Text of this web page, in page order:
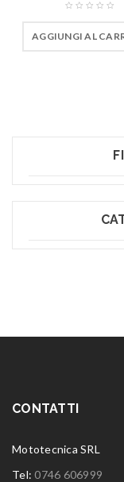
AGGIUNGI AL
CONTATTI
Mototecnica SRL
Tel:0746 606999